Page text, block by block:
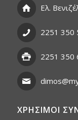
Ελ.
2251 350
2251 350
ΧΡΗΣΙΜΟΙ